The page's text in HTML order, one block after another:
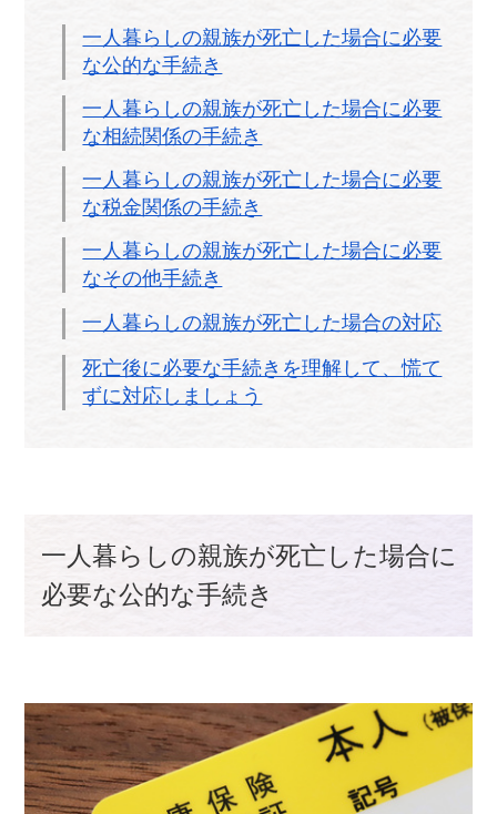
一人暮らしの親族が死亡した場合に必要
な公的な手続き
一人暮らしの親族が死亡した場合に必要
な相続関係の手続き
一人暮らしの親族が死亡した場合に必要
な税金関係の手続き
一人暮らしの親族が死亡した場合に必要
なその他手続き
一人暮らしの親族が死亡した場合の対応
死亡後に必要な手続きを理解して、慌て
ずに対応しましょう
一人暮らしの親族が死亡した場合に
必要な公的な手続き